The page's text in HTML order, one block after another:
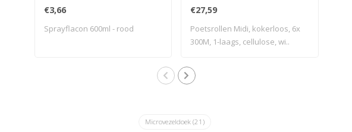
€3,66
Sprayflacon 600ml - rood
laags, cellulose, wit,
geperforeerd
€27,59
Poetsrollen Midi, kokerloos, 6x
300M, 1-laags, cellulose, wi..
Microvezeldoek (21)